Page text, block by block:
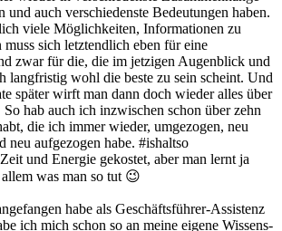
und auch verschiedenste Bedeutungen haben.
viele Möglichkeiten, Informationen zu
muss sich letztendlich eben für eine
zwar für die, die im jetzigen Augenblick und
langfristig wohl die beste zu sein scheint. Und
später wirft man dann doch wieder alles über
hab auch ich inzwischen schon über zehn
die ich immer wieder, umgezogen, neu
neu aufgezogen habe. #ishaltso
und Energie gekostet, aber man lernt ja
was man so tut 😉
habe als Geschäftsführer-Assistenz
ich mich schon so an meine eigene Wissens-